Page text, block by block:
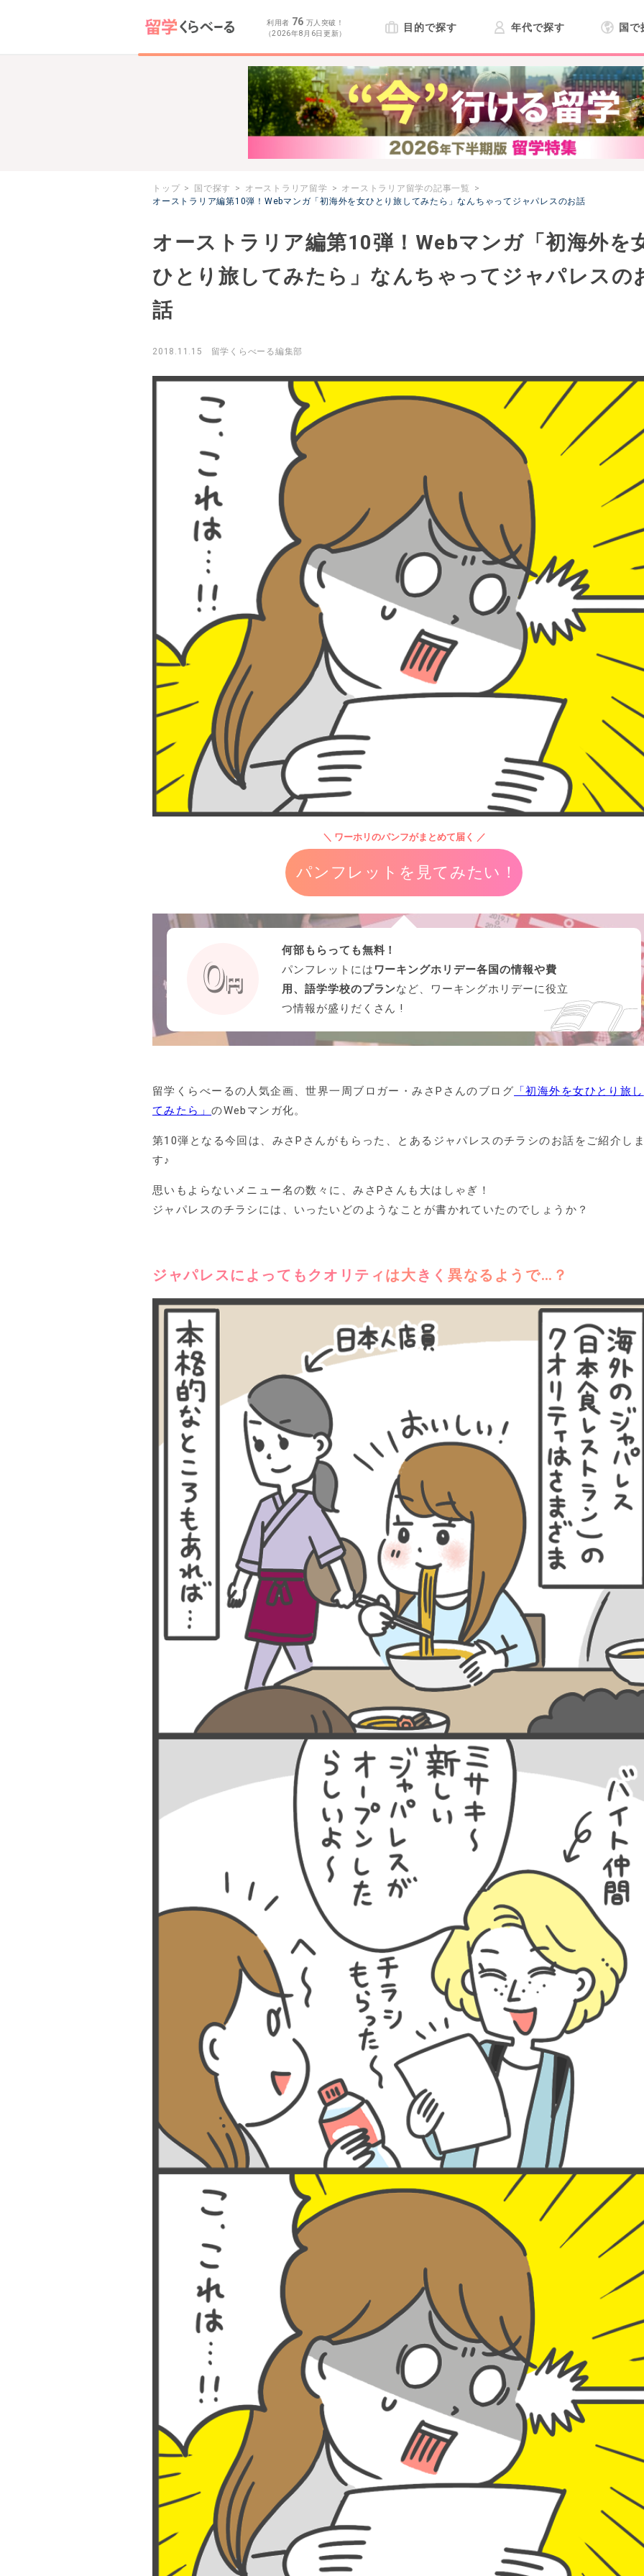
利用者 76 万人突破！
（2026年8月6日更新）
目的で探す 年代で探す 国で
トップ 国で探す オーストラリア留学
オーストラリア留学の記事一覧
オーストラリア編第10弾！Webマンガ「初海外を女ひとり旅してみたら」なんちゃってジャパレスのお話
オーストラリア編第10弾！Webマンガ「初海外を
ひとり旅してみたら」なんちゃってジャパレスの
話
2018.11.15 留学くらべーる編集部
＼ ワーホリのパンフがまとめて届く ／
パンフレットを見てみたい！
何部もらっても無料！
パンフレットには ワーキングホリデー各国の情報や費
用、語学学校のプランなど、ワーキングホリデーに役立
つ情報が盛りだくさん !
留学くらべーるの人気企画、世界一周ブロガー・みさPさんのブログ 「初海外を女ひとり旅し
てみたら」のWebマンガ化。
第10弾となる今回は、みさPさんがもらった、とあるジャパレスのチラシのお話をご紹介し
す♪
思いもよらないメニュー名の数々に、みさPさんも大はしゃぎ！
ジャパレスのチラシには、いったいどのようなことが書かれていたのでしょうか？
ジャパレスによってもクオリティは大きく異なるようで…？